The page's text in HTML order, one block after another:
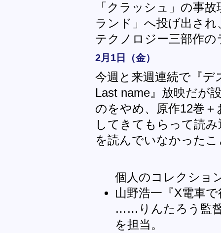
「クラッシュ」の事
ランド」へ投げ出さ
テクノロジー三部作
2月1日（金）
今週と来週連続で『デ
Last name』放映だが
のをやめ、原作12巻
してきてもらって読
を読んでいなかったこ
個人のコレクショ
山野浩一『X電車
……りんたろう監
を担当。